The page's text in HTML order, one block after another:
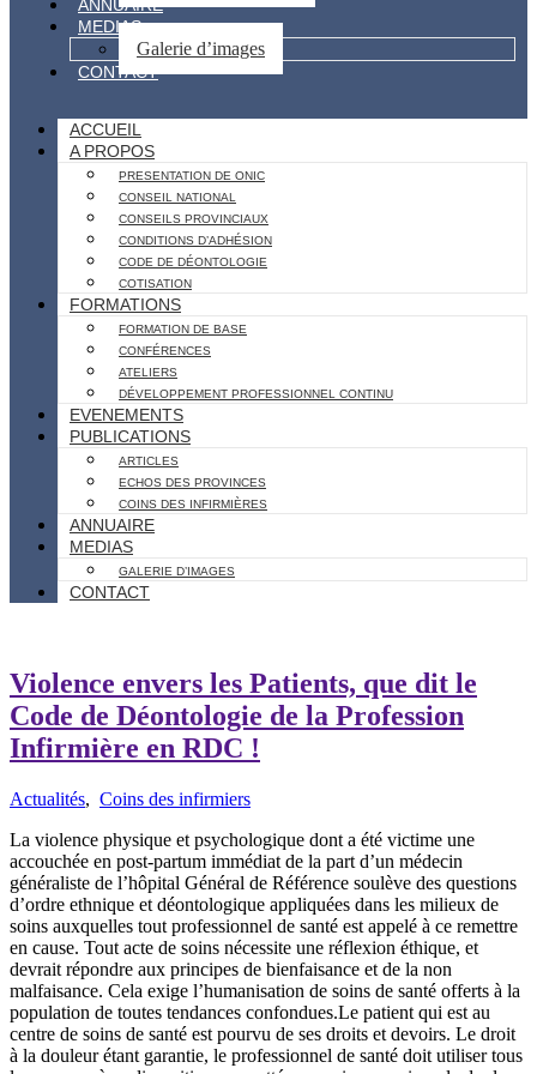
ANNUAIRE
MEDIAS
Galerie d’images
CONTACT
ACCUEIL
A PROPOS
PRESENTATION DE ONIC
CONSEIL NATIONAL
CONSEILS PROVINCIAUX
CONDITIONS D’ADHÉSION
CODE DE DÉONTOLOGIE
COTISATION
FORMATIONS
FORMATION DE BASE
CONFÉRENCES
ATELIERS
DÉVELOPPEMENT PROFESSIONNEL CONTINU
EVENEMENTS
PUBLICATIONS
ARTICLES
ECHOS DES PROVINCES
COINS DES INFIRMIÈRES
ANNUAIRE
MEDIAS
GALERIE D’IMAGES
CONTACT
Violence envers les Patients, que dit le
Code de Déontologie de la Profession
Infirmière en RDC !
Actualités, Coins des infirmiers
La violence physique et psychologique dont a été victime une
accouchée en post-partum immédiat de la part d’un médecin
généraliste de l’hôpital Général de Référence soulève des questions
d’ordre ethnique et déontologique appliquées dans les milieux de
soins auxquelles tout professionnel de santé est appelé à ce remettre
en cause. Tout acte de soins nécessite une réflexion éthique, et
devrait répondre aux principes de bienfaisance et de la non
malfaisance. Cela exige l’humanisation de soins de santé offerts à la
population de toutes tendances confondues.Le patient qui est au
centre de soins de santé est pourvu de ses droits et devoirs. Le droit
à la douleur étant garantie, le professionnel de santé doit utiliser tous